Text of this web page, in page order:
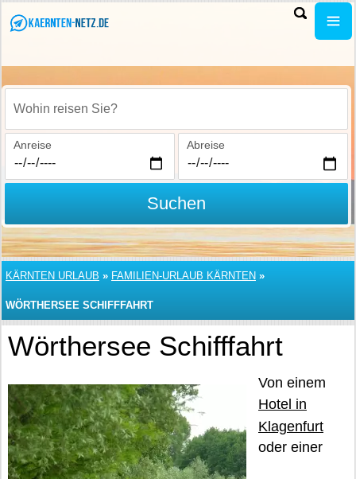
Wohin reisen Sie?
Anreise Abreise
Suchen
KÄRNTEN URLAUB » FAMILIEN-URLAUB KÄRNTEN »
WÖRTHERSEE SCHIFFFAHRT
Wörthersee Schifffahrt
Von einem
Hotel in
Klagenfurt
oder einer